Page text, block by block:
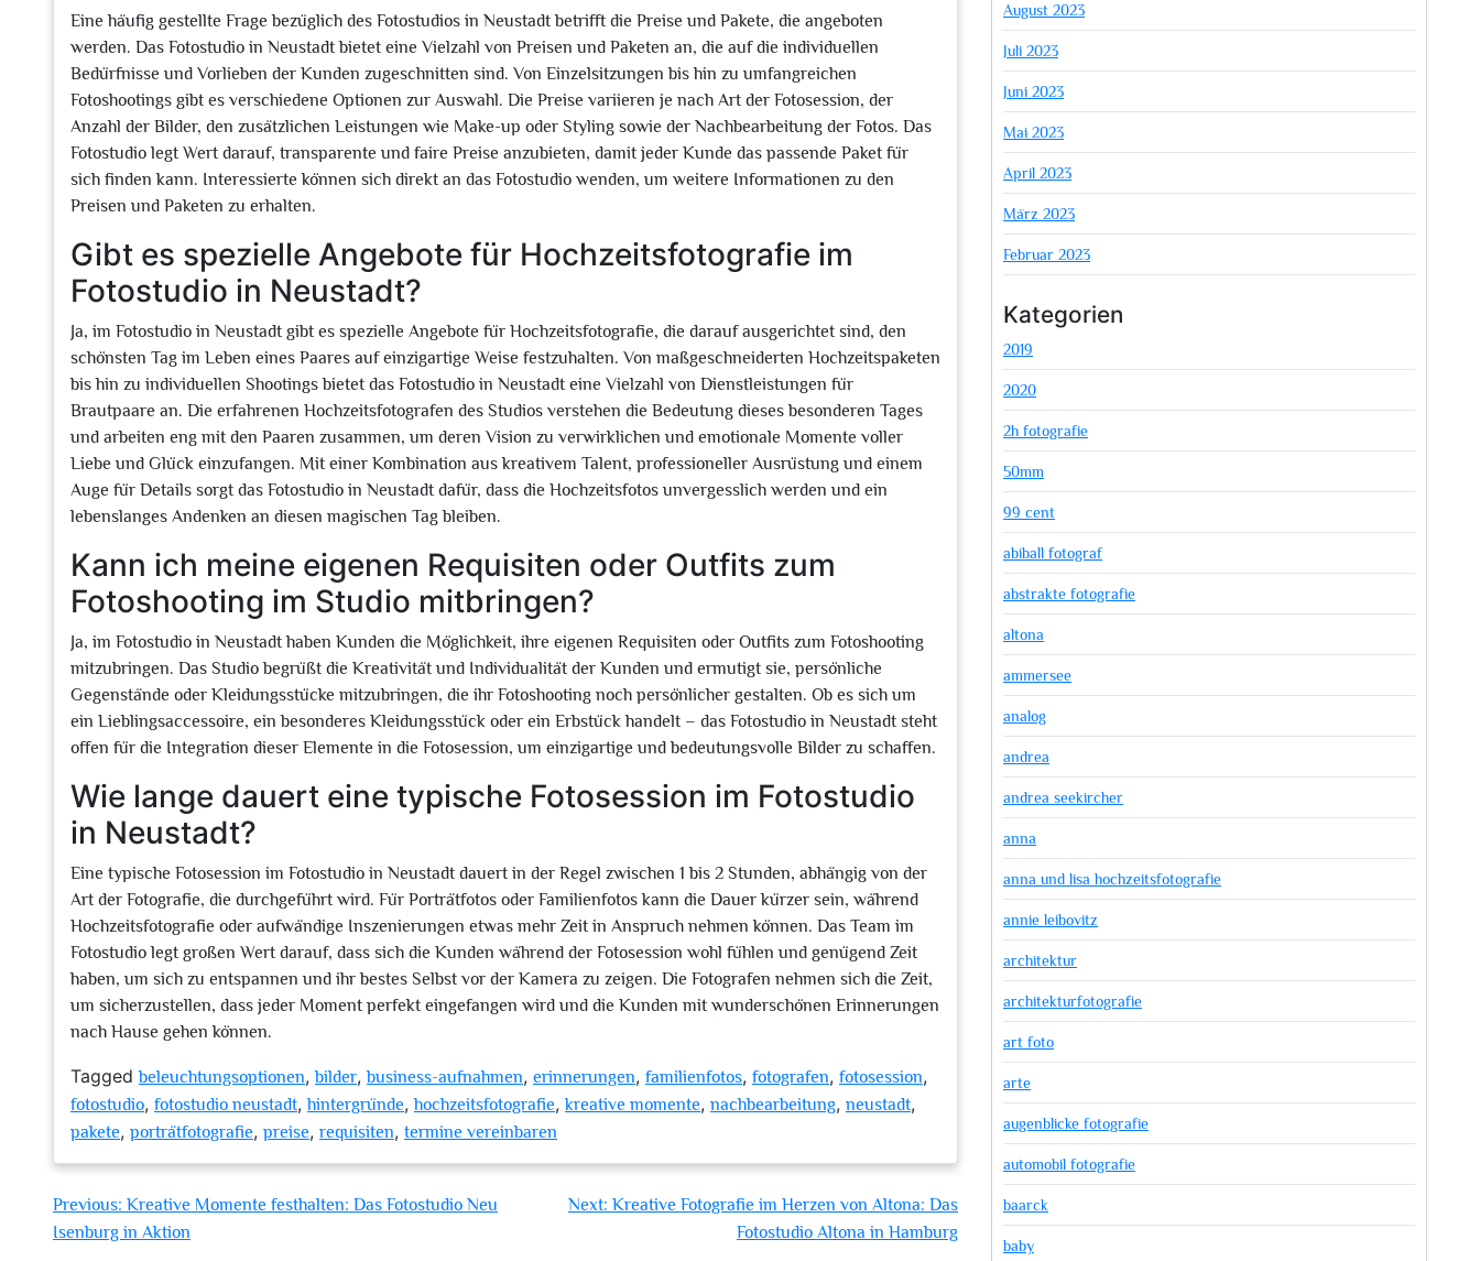
Eine häufig gestellte Frage bezüglich des Fotostudios in Neustadt betrifft die Preise und Pakete, die angeboten
werden. Das Fotostudio in Neustadt bietet eine Vielzahl von Preisen und Paketen an, die auf die individuellen
Bedürfnisse und Vorlieben der Kunden zugeschnitten sind. Von Einzelsitzungen bis hin zu umfangreichen
Fotoshootings gibt es verschiedene Optionen zur Auswahl. Die Preise variieren je nach Art der Fotosession, der
Anzahl der Bilder, den zusätzlichen Leistungen wie Make-up oder Styling sowie der Nachbearbeitung der Fotos. Das
Fotostudio legt Wert darauf, transparente und faire Preise anzubieten, damit jeder Kunde das passende Paket für
sich finden kann. Interessierte können sich direkt an das Fotostudio wenden, um weitere Informationen zu den
Preisen und Paketen zu erhalten.
Gibt es spezielle Angebote für Hochzeitsfotografie im
Fotostudio in Neustadt?
Ja, im Fotostudio in Neustadt gibt es spezielle Angebote für Hochzeitsfotografie, die darauf ausgerichtet sind, den
schönsten Tag im Leben eines Paares auf einzigartige Weise festzuhalten. Von maßgeschneiderten Hochzeitspaketen
bis hin zu individuellen Shootings bietet das Fotostudio in Neustadt eine Vielzahl von Dienstleistungen für
Brautpaare an. Die erfahrenen Hochzeitsfotografen des Studios verstehen die Bedeutung dieses besonderen Tages
und arbeiten eng mit den Paaren zusammen, um deren Vision zu verwirklichen und emotionale Momente voller
Liebe und Glück einzufangen. Mit einer Kombination aus kreativem Talent, professioneller Ausrüstung und einem
Auge für Details sorgt das Fotostudio in Neustadt dafür, dass die Hochzeitsfotos unvergesslich werden und ein
lebenslanges Andenken an diesen magischen Tag bleiben.
Kann ich meine eigenen Requisiten oder Outfits zum
Fotoshooting im Studio mitbringen?
Ja, im Fotostudio in Neustadt haben Kunden die Möglichkeit, ihre eigenen Requisiten oder Outfits zum Fotoshooting
mitzubringen. Das Studio begrüßt die Kreativität und Individualität der Kunden und ermutigt sie, persönliche
Gegenstände oder Kleidungsstücke mitzubringen, die ihr Fotoshooting noch persönlicher gestalten. Ob es sich um
ein Lieblingsaccessoire, ein besonderes Kleidungsstück oder ein Erbstück handelt – das Fotostudio in Neustadt steht
offen für die Integration dieser Elemente in die Fotosession, um einzigartige und bedeutungsvolle Bilder zu schaffen.
Wie lange dauert eine typische Fotosession im Fotostudio
in Neustadt?
Eine typische Fotosession im Fotostudio in Neustadt dauert in der Regel zwischen 1 bis 2 Stunden, abhängig von der
Art der Fotografie, die durchgeführt wird. Für Porträtfotos oder Familienfotos kann die Dauer kürzer sein, während
Hochzeitsfotografie oder aufwändige Inszenierungen etwas mehr Zeit in Anspruch nehmen können. Das Team im
Fotostudio legt großen Wert darauf, dass sich die Kunden während der Fotosession wohl fühlen und genügend Zeit
haben, um sich zu entspannen und ihr bestes Selbst vor der Kamera zu zeigen. Die Fotografen nehmen sich die Zeit,
um sicherzustellen, dass jeder Moment perfekt eingefangen wird und die Kunden mit wunderschönen Erinnerungen
nach Hause gehen können.
Taggedbeleuchtungsoptionen,bilder,business-aufnahmen, erinnerungen, familienfotos, fotografen, fotosession,
fotostudio, fotostudio neustadt,hintergründe,hochzeitsfotografie,kreative momente, nachbearbeitung, neustadt,
pakete, porträtfotografie, preise, requisiten, termine vereinbaren
Beitragsnavigation
Previous: Kreative Momente festhalten: Das Fotostudio Neu
Isenburg in Aktion
Next: Kreative Fotografie im Herzen von Altona: Das
Fotostudio Altona in Hamburg
August 2023
Juli 2023
Juni 2023
Mai 2023
April 2023
März 2023
Februar 2023
Kategorien
2019
2020
2h fotografie
50mm
99 cent
abiball fotograf
abstrakte fotografie
altona
ammersee
analog
andrea
andrea seekircher
anna
anna und lisa hochzeitsfotografie
annie leibovitz
architektur
architekturfotografie
art foto
arte
augenblicke fotografie
automobil fotografie
baarck
baby